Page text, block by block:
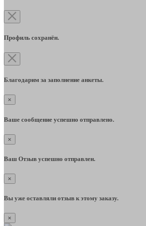
Профиль сохранён.
Благодарим за заполнение анкеты.
×
Ваше сообщение успешно отправлено.
×
Ваш Отзыв успешно отправлен.
×
Вы уже оставляли отзыв к этому заказу.
×